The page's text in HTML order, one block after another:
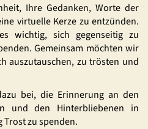
Ihre Gedanken, Worte der
virtuelle Kerze zu entzünden.
wichtig, sich gegenseitig zu
Gemeinsam möchten wir
auszutauschen, zu trösten und
bei, die Erinnerung an den
und den Hinterbliebenen in
zu spenden.